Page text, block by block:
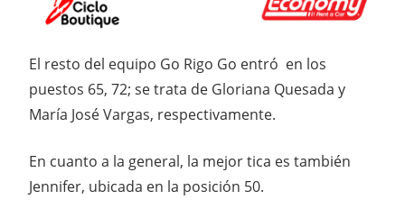
El resto del equipo Go Rigo Go entró en los
puestos 65, 72; se trata de Gloriana Quesada y
María José Vargas, respectivamente.
En cuanto a la general, la mejor tica es también
Jennifer, ubicada en la posición 50.